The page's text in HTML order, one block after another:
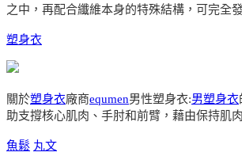
之中，再配合纖維本身的特殊結構，可完全
塑身衣
關於塑身衣廠商equmen男性塑身衣:男塑身衣
助支撐核心肌肉、手肘和前臂，藉由保持肌
魚鬆 丸文